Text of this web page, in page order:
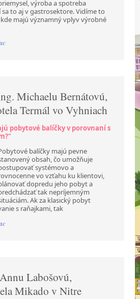
výroba a spotreba
to aj v gastrosektore. Vidíme to
majú významný vplyv výrobné
Michaelu Bernátovú,
Termál vo Vyhniach
pobytové balíčky v porovnaní s
balíčky majú pevne
obsah, čo umožňuje
systémovo a
vo vzťahu ku klientovi,
dopredu jeho pobyt a
tak nepríjemným
Ak za klasický pobyt
s raňajkami, tak
Labošovú,
Mikado v Nitre